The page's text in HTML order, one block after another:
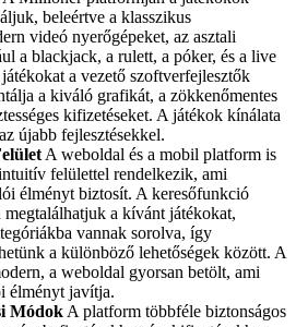
beleértve a klasszikus
videó nyerőgépeket, az asztali
a blackjack, a rulett, a póker, és a live
a vezető szoftverfejlesztők
a kiváló grafikát, a zökkenőmentes
kifizetéseket. A játékok kínálata
újabb fejlesztésekkel.
A weboldal és a mobil platform is
felülettel rendelkezik, ami
élményt biztosít. A keresőfunkció
megtalálhatjuk a kívánt játékokat,
vannak sorolva, így
a különböző lehetőségek között. A
a weboldal gyorsan betölt, ami
élményt javítja.
MódokA platform többféle biztonságos